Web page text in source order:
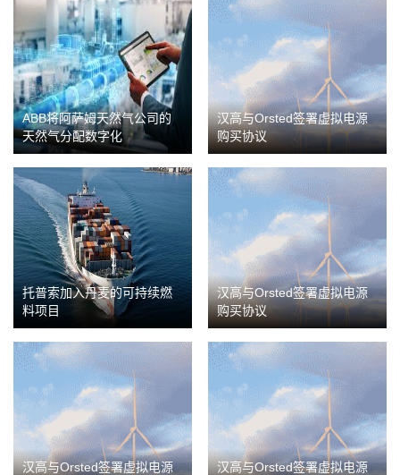
ABB将阿萨姆天然气公司的
天然气分配数字化
汉高与Orsted签署虚拟电源
购买协议
托普索加入丹麦的可持续燃
料项目
汉高与Orsted签署虚拟电源
购买协议
汉高与Orsted签署虚拟电源
汉高与Orsted签署虚拟电源